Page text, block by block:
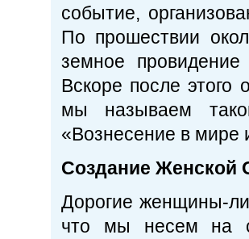
событие,
По прошествии
земное
Вскоре после
мы называем
«Вознесение в мире
Создание Женской
Дорогие женщины-
что мы несем на